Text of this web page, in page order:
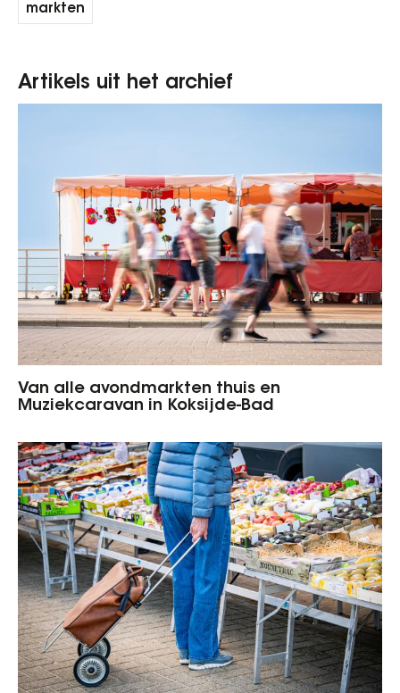
markten
Artikels uit het archief
Van alle avondmarkten thuis en
Muziekcaravan in Koksijde-Bad